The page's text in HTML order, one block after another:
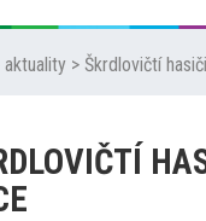
> Škrdlovičtí